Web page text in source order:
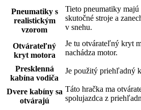
Pneumatiky s
realistickým
vzorom
Tieto pneumatiky
skutočné stroje a
v snehu.
Otvárateľný
kryt motora
Je tu otvárateľný kryt
nachádza motor.
Presklenná
kabína vodiča
Je použitý priehľadný
Dvere kabíny sa
otvárajú
Táto hračka ma
spolujazdca z